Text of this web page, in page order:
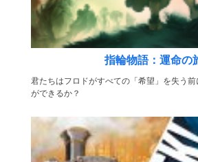
指輪物語：運命の
君たちはフロドがすべての「希望」を失う
ができるか？